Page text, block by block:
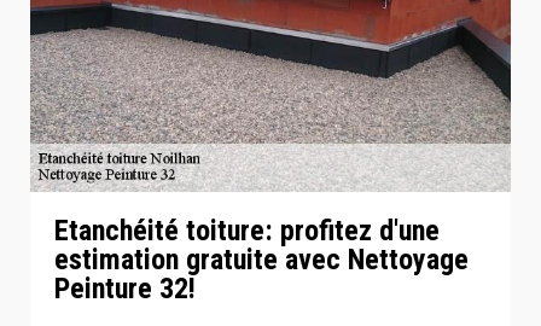
Etanchéité toiture: profitez d'une
estimation gratuite avec Nettoyage
Peinture 32!